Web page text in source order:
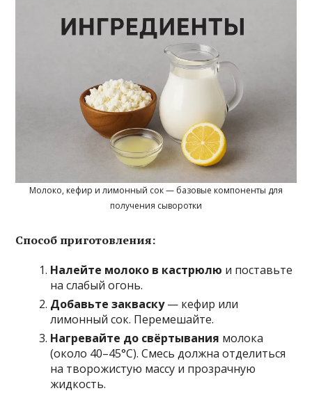
Молоко, кефир и лимонный сок — базовые компоненты для
получения сыворотки
Способ приготовления:
Налейте молоко в кастрюлю и поставьте
на слабый огонь.
Добавьте закваску— кефир или
лимонный сок. Перемешайте.
Нагревайте до свёртывания молока
(около 40–45°C). Смесь должна отделиться
на творожистую массу и прозрачную
жидкость.